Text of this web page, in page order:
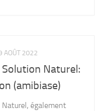
AOÛT 2022
Naturel:
(amibiase)
également